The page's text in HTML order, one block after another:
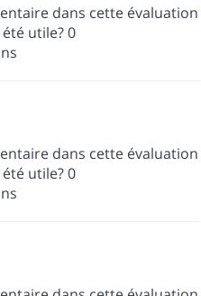
dans cette évaluation
été utile?0
dans cette évaluation
été utile?0